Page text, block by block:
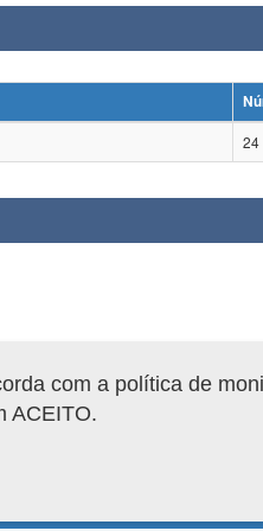
24
com a política de
ACEITO.